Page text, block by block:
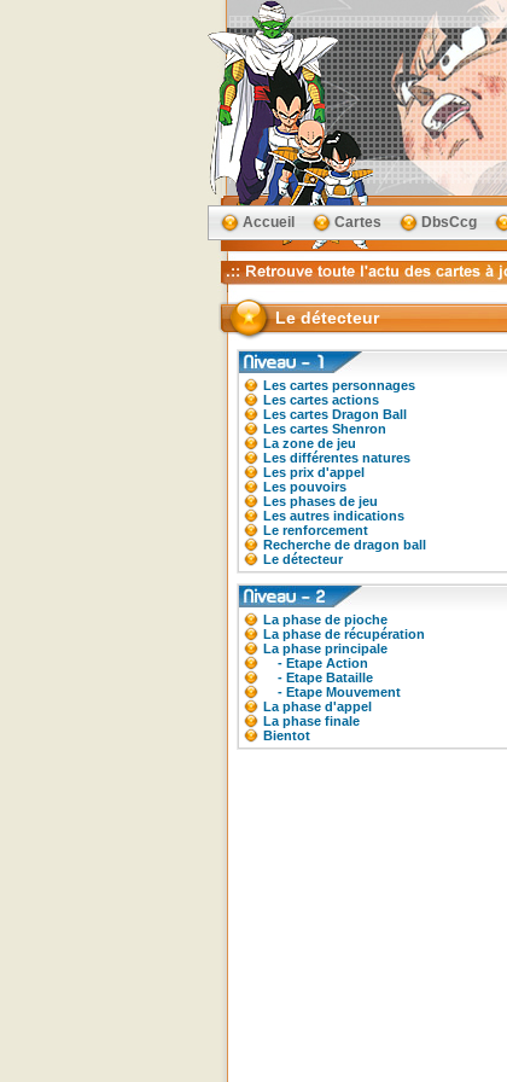
Accueil Cartes DbsCcg
Le détecteur
Les cartes personnages
Les cartes actions
Les cartes Dragon Ball
Les cartes Shenron
La zone de jeu
Les différentes natures
Les prix d'appel
Les pouvoirs
Les phases de jeu
Les autres indications
Le renforcement
Recherche de dragon ball
Le détecteur
La phase de pioche
La phase de récupération
La phase principale
- Etape Action
- Etape Bataille
- Etape Mouvement
La phase d'appel
La phase finale
Bientot